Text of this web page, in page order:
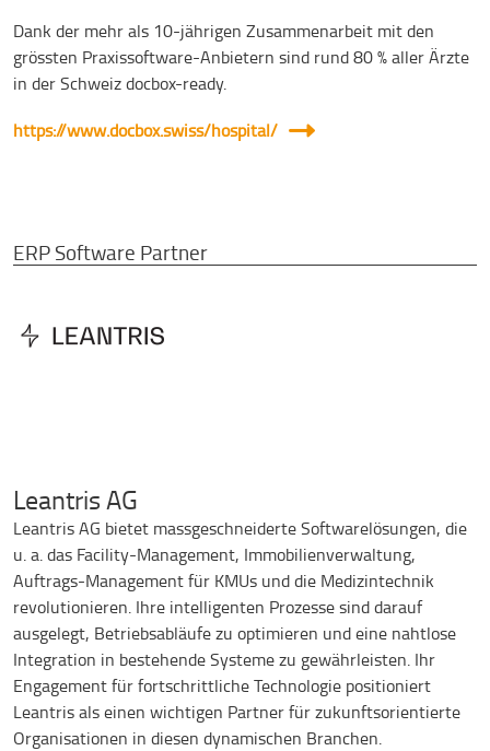
Dank der mehr als 10-jährigen Zusammenarbeit mit den
grössten Praxissoftware-Anbietern sind rund 80 % aller Ärzte
in der Schweiz docbox-ready.
https://www.docbox.swiss/hospital/
ERP Software Partner
Leantris AG
Leantris AG bietet massgeschneiderte Softwarelösungen, die
u. a. das Facility-Management, Immobilienverwaltung,
Auftrags-Management für KMUs und die Medizintechnik
revolutionieren. Ihre intelligenten Prozesse sind darauf
ausgelegt, Betriebsabläufe zu optimieren und eine nahtlose
Integration in bestehende Systeme zu gewährleisten. Ihr
Engagement für fortschrittliche Technologie positioniert
Leantris als einen wichtigen Partner für zukunftsorientierte
Organisationen in diesen dynamischen Branchen.